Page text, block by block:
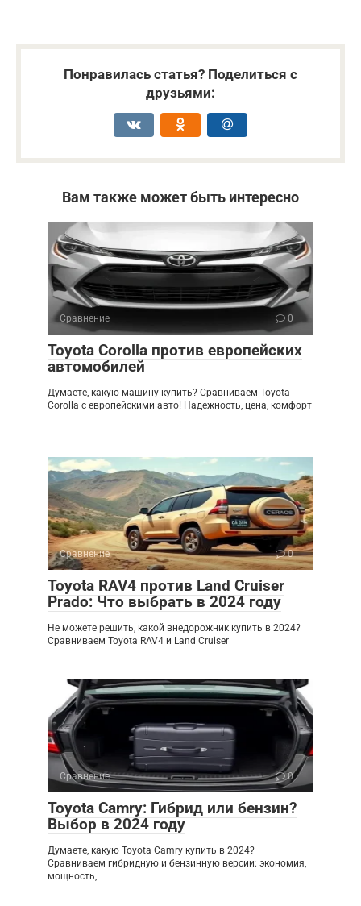
Понравилась статья? Поделиться с
друзьями:
Вам также может быть интересно
Сравнение 0
Toyota Corolla против европейских
автомобилей
Думаете, какую машину купить? Сравниваем Toyota
Corolla с европейскими авто! Надежность, цена, комфорт
–
Сравнение 0
Toyota RAV4 против Land Cruiser
Prado: Что выбрать в 2024 году
Не можете решить, какой внедорожник купить в 2024?
Сравниваем Toyota RAV4 и Land Cruiser
Сравнение 0
Toyota Camry: Гибрид или бензин?
Выбор в 2024 году
Думаете, какую Toyota Camry купить в 2024?
Сравниваем гибридную и бензинную версии: экономия,
мощность,